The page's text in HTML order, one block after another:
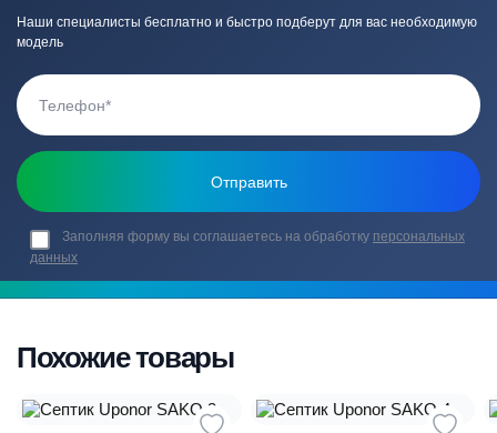
Наши специалисты бесплатно и быстро подберут для вас необходимую
модель
Заполняя форму вы соглашаетесь на обработку персональных
данных
Похожие товары